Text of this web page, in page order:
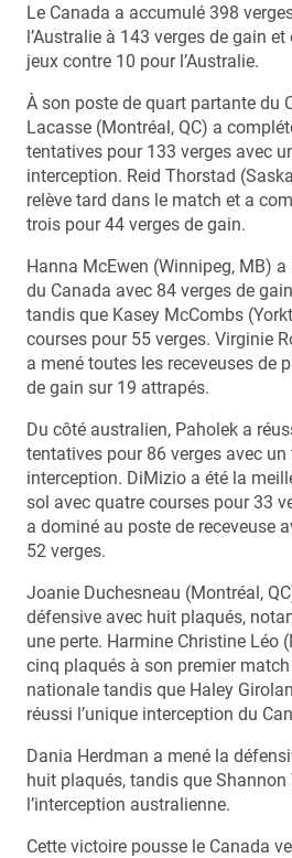
Le Canada a accumulé 398
l’Australie à 143 verges de gain
jeux contre 10 pour l’Australie.
À son poste de quart partante du
Lacasse (Montréal, QC) a
tentatives pour 133 verges avec
interception. Reid Thorstad
relève tard dans le match et a
trois pour 44 verges de gain.
Hanna McEwen (Winnipeg, MB) a
du Canada avec 84 verges de
tandis que Kasey McCombs
courses pour 55 verges. Virginie
a mené toutes les receveuses de
de gain sur 19 attrapés.
Du côté australien, Paholek a
tentatives pour 86 verges avec un
interception. DiMizio a été la
sol avec quatre courses pour 33
a dominé au poste de receveuse
52 verges.
Joanie Duchesneau (Montréal,
défensive avec huit plaqués,
une perte. Harmine Christine Léo
cinq plaqués à son premier match
nationale tandis que Haley
réussi l’unique interception du
Dania Herdman a mené la
huit plaqués, tandis que Shannon
l’interception australienne.
Cette victoire pousse le Canada